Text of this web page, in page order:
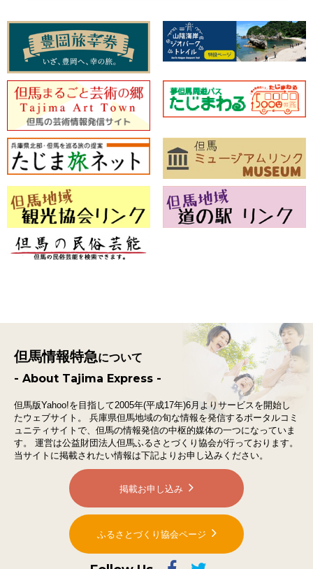
但馬情報特急について
- About Tajima Express -
但馬版Yahoo!を目指して2005年(平成17年)6月よりサービスを開始し
たウェブサイト。
兵庫県但馬地域の旬な情報を発信するポータルコミ
ュニティサイトで、 但馬の情報発信の中枢的媒体の一つになっていま
す。
運営は公益財団法人但馬ふるさとづくり協会が行っております。
当サイトに掲載されたい情報は下記よりお申し込みください。
掲載お申し込み
ふるさとづくり協会ページ